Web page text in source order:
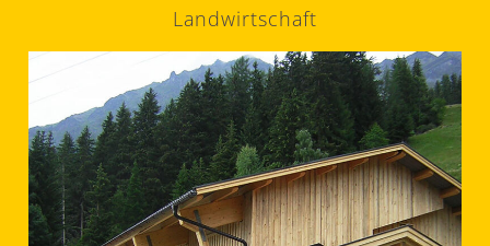
Landwirtschaft